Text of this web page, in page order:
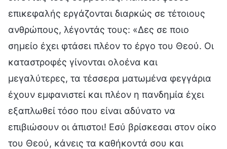
επικεφαλής εργάζονται διαρκώς σε τέτοιους
ανθρώπους, λέγοντάς τους: «Δες σε ποιο
σημείο έχει φτάσει πλέον το έργο του Θεού. Οι
καταστροφές γίνονται ολοένα και
μεγαλύτερες, τα τέσσερα ματωμένα φεγγάρια
έχουν εμφανιστεί και πλέον η πανδημία έχει
εξαπλωθεί τόσο που είναι αδύνατο να
επιβιώσουν οι άπιστοι! Εσύ βρίσκεσαι στον οίκο
του Θεού, κάνεις τα καθήκοντά σου και